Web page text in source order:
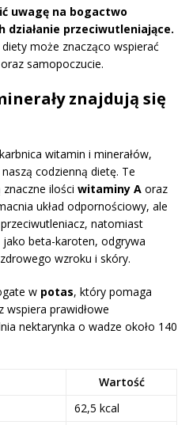
uwagę na bogactwo
działanie przeciwutleniające.
może znacząco wspierać
samopoczucie.
znajdują się
witamin i minerałów,
codzienną dietę. Te
ilości witaminy A oraz
układ odpornościowy, ale
natomiast
jako beta-karoten, odgrywa
wzroku i skóry.
w potas, który pomaga
wspiera prawidłowe
nektarynka o wadze około 140
Wartość
62,5 kcal